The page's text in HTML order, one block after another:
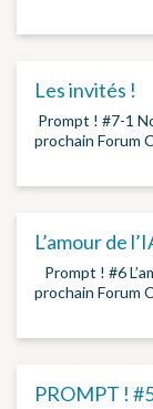
Les invités !
Prompt ! #7-1
prochain Forum
L’amour de
Prompt ! #6
prochain Forum
PROMPT !